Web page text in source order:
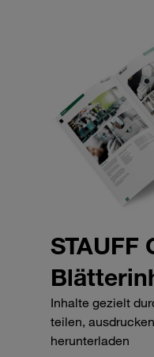
STAUFF
Inhalte gezielt
teilen,
herunterladen